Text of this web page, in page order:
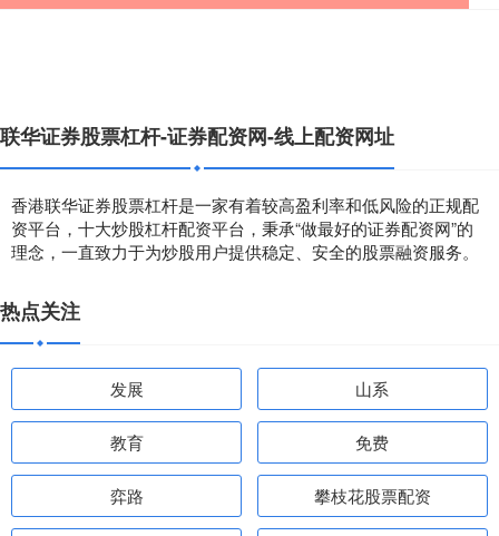
联华证券股票杠杆-证券配资网-线上配资网址
香港联华证券股票杠杆是一家有着较高盈利率和低风险的正规配
资平台，十大炒股杠杆配资平台，秉承“做最好的证券配资网”的
理念，一直致力于为炒股用户提供稳定、安全的股票融资服务。
热点关注
发展 山系
教育 免费
弈路 攀枝花股票配资